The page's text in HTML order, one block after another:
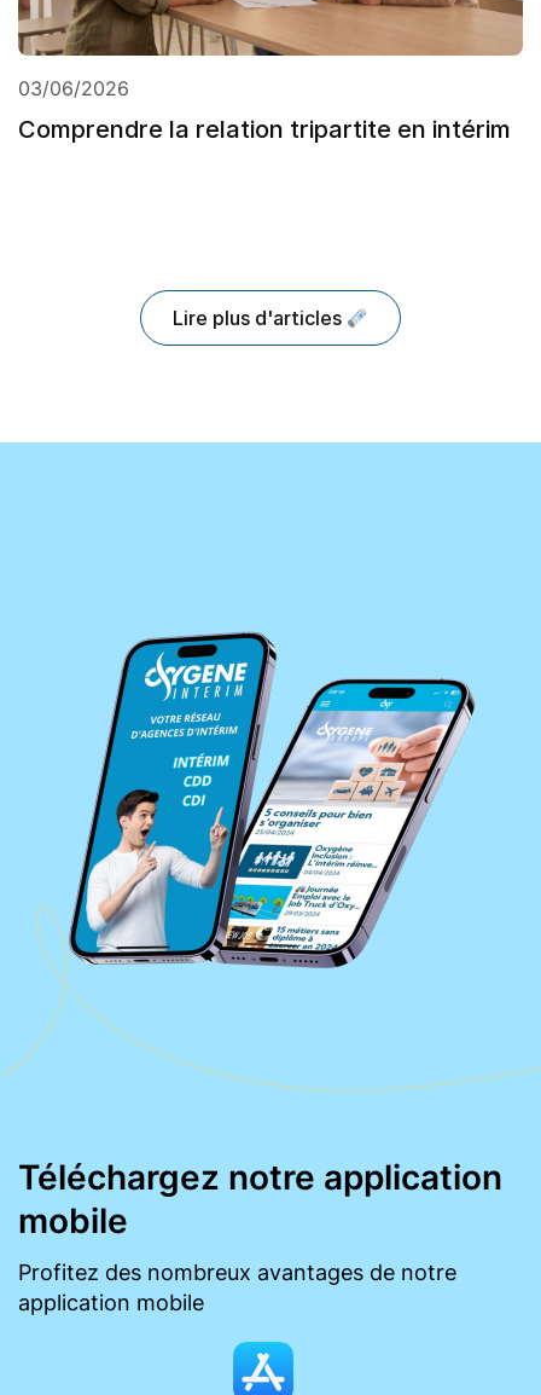
03/06/2026
Comprendre la relation tripartite en intérim
Lire plus d'articles
Téléchargez notre application
mobile
Profitez des nombreux avantages de notre
application mobile